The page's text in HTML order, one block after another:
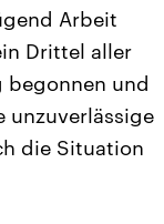
Arbeit
Drittel aller
begonnen und
unzuverlässige
die Situation